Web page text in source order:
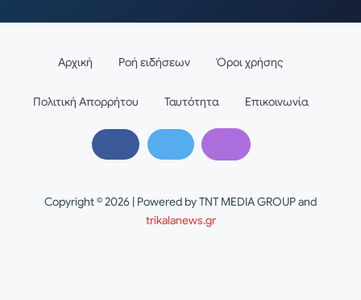
Copyright © 2026 | Powered by TNT MEDIA GROUP and
trikalanews.gr
Αρχική Ροή ειδήσεων Όροι χρήσης
Πολιτική Απορρήτου Ταυτότητα Επικοινωνία